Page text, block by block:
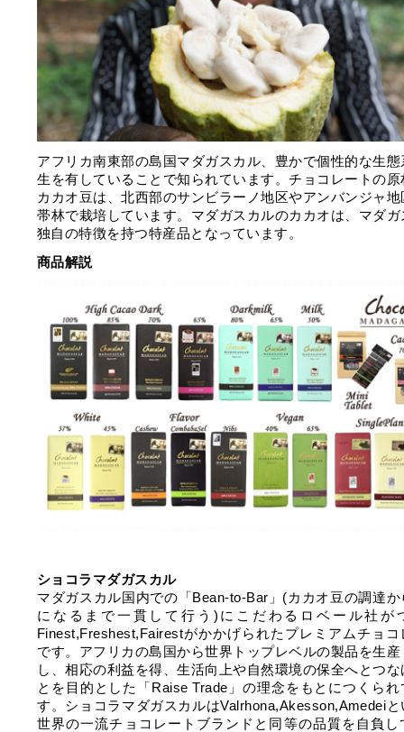
アフリカ南東部の島国マダガスカル、豊かで個性的な生
生を有していることで知られています。チョコレートの
カカオ豆は、北西部のサンビラーノ地区やアンバンジャ
帯林で栽培しています。マダガスカルのカカオは、マダ
独自の特徴を持つ特産品となっています。
商品解説
ショコラマダガスカル
マダガスカル国内での「Bean-to-Bar」(カカオ豆の調達か
になるまで一貫して行う)にこだわるロベール社が
Finest,Freshest,Fairestがかかげられたプレミアムチョコ
です。アフリカの島国から世界トップレベルの製品を生
し、相応の利益を得、生活向上や自然環境の保全へとつ
とを目的とした「Raise Trade」の理念をもとにつくられ
す。ショコラマダガスカルはValrhona,Akesson,Amedeiと
世界の一流チョコレートブランドと同等の品質を自負し